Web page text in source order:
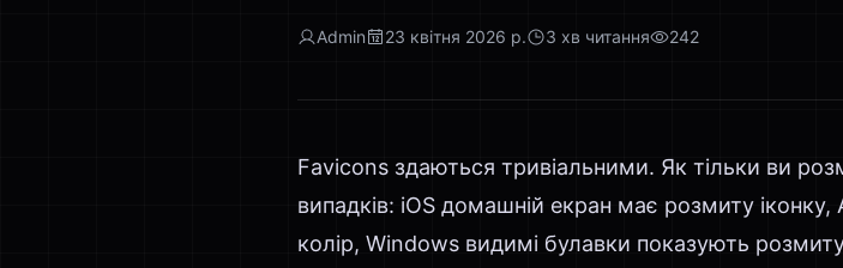
Admin 23 квітня 2026 р. 3 хв читання 242
Favicons здаються тривіальними. Як тільки ви
випадків: iOS домашній екран має розмиту
колір, Windows видимі булавки показують